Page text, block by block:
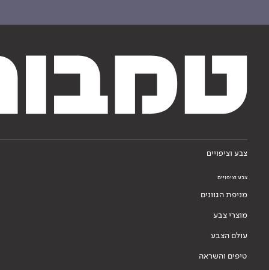
צבע וציפויים
צבע וציפויים
מניפת הגוונים
מוצרי צבע
עולם הצבע
טיפים והשראה